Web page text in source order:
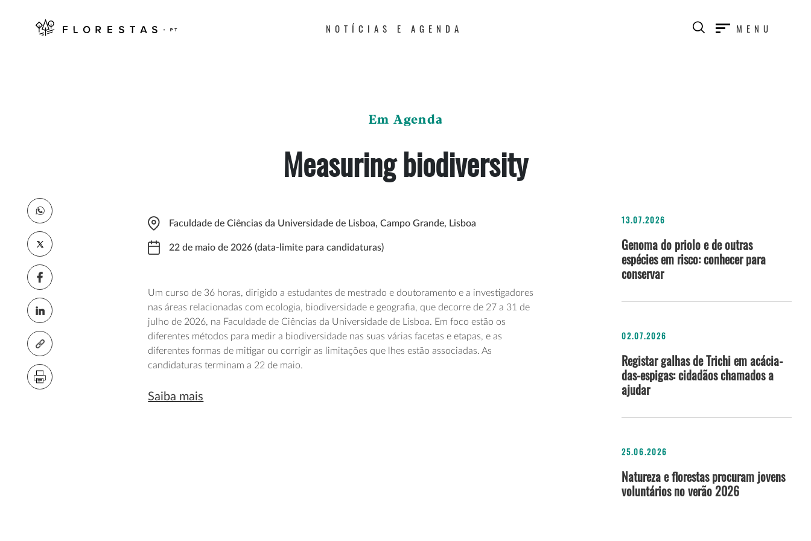
NOTÍCIAS E AGENDA MENU
Em Agenda
Measuring biodiversity
Faculdade de Ciências da Universidade de Lisboa, Campo Grande, Lisboa
22 de maio de 2026 (data-limite para candidaturas)
Um curso de 36 horas, dirigido a estudantes de mestrado e doutoramento e a investigadores
nas áreas relacionadas com ecologia, biodiversidade e geografia, que decorre de 27 a 31 de
julho de 2026, na Faculdade de Ciências da Universidade de Lisboa. Em foco estão os
diferentes métodos para medir a biodiversidade nas suas várias facetas e etapas, e as
diferentes formas de mitigar ou corrigir as limitações que lhes estão associadas. As
candidaturas terminam a 22 de maio.
Saiba mais
13.07.2026
Genoma do priolo e de outras
espécies em risco: conhecer para
conservar
02.07.2026
Registar galhas de Trichi em acácia-
das-espigas: cidadãos chamados a
ajudar
25.06.2026
Natureza e florestas procuram jovens
voluntários no verão 2026